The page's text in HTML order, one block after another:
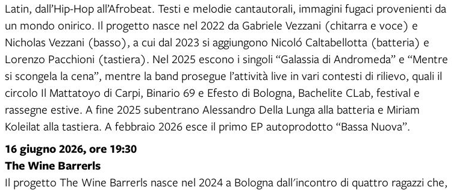
Latin, dall’Hip-Hop all’Afrobeat. Testi e melodie cantautorali, immagini fugaci provenienti da
un mondo onirico. Il progetto nasce nel 2022 da Gabriele Vezzani (chitarra e voce) e
Nicholas Vezzani (basso), a cui dal 2023 si aggiungono Nicoló Caltabellotta (batteria) e
Lorenzo Pacchioni (tastiera). Nel 2025 escono i singoli “Galassia di Andromeda” e “Mentre
si scongela la cena”, mentre la band prosegue l’attività live in vari contesti di rilievo, quali il
circolo Il Mattatoyo di Carpi, Binario 69 e Efesto di Bologna, Bachelite CLab, festival e
rassegne estive. A fine 2025 subentrano Alessandro Della Lunga alla batteria e Miriam
Koleilat alla tastiera. A febbraio 2026 esce il primo EP autoprodotto “Bassa Nuova”.
16 giugno 2026, ore 19:30
The Wine Barrerls
Il progetto The Wine Barrerls nasce nel 2024 a Bologna dall'incontro di quattro ragazzi che,